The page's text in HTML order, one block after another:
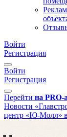
Войти
Регистрация
Войти
Регистрация
Перейти на PRO-
Новости
центр «Ю-Молл»